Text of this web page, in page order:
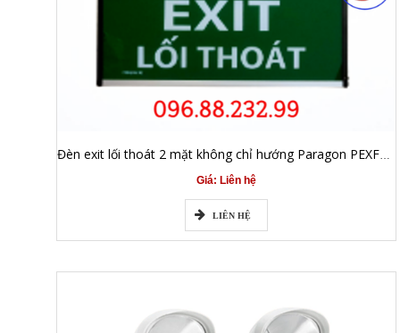
Đèn exit lối thoát 2 mặt không chỉ hướng Paragon PEXF23SC-E
Giá: Liên hệ
LIÊN HỆ